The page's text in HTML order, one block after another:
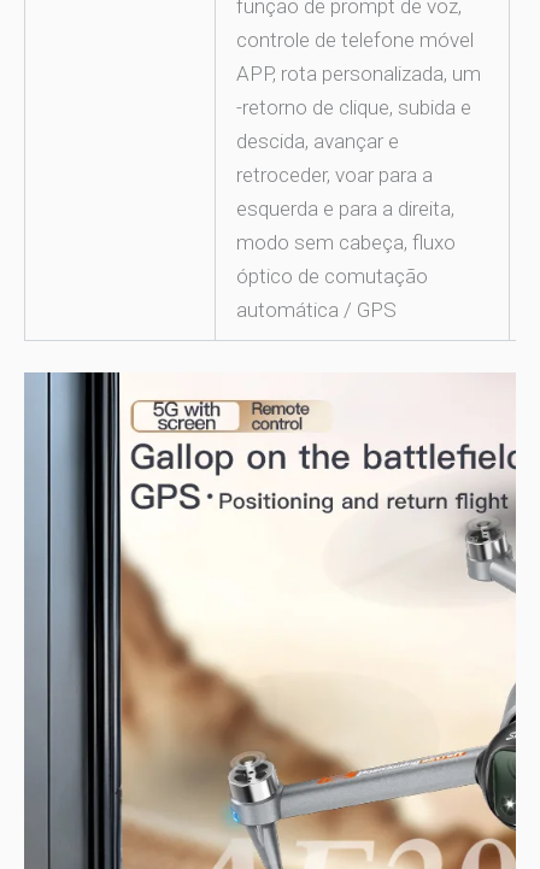
função de prompt de voz,
controle de telefone móvel
APP, rota personalizada, um
-retorno de clique, subida e
descida, avançar e
retroceder, voar para a
esquerda e para a direita,
modo sem cabeça, fluxo
óptico de comutação
automática / GPS